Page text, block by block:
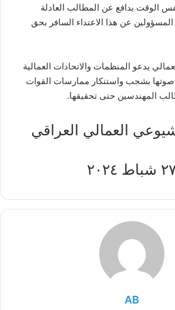
الوقت يدافع عن المطالب العادلة
عن هذا الاعتداء السافر بحق
يدعو المنظمات والاتحادات العمالية
صوتها بشجب واستنكار ممارسات القوات
المهندسين حتى تحقيقها.
العمالي العراقي
٢٠٢٤
AB